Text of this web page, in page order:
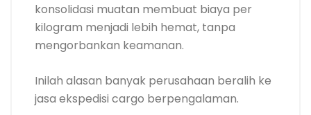
konsolidasi muatan membuat biaya per
kilogram menjadi lebih hemat, tanpa
mengorbankan keamanan.
Inilah alasan banyak perusahaan beralih ke
jasa ekspedisi cargo berpengalaman.